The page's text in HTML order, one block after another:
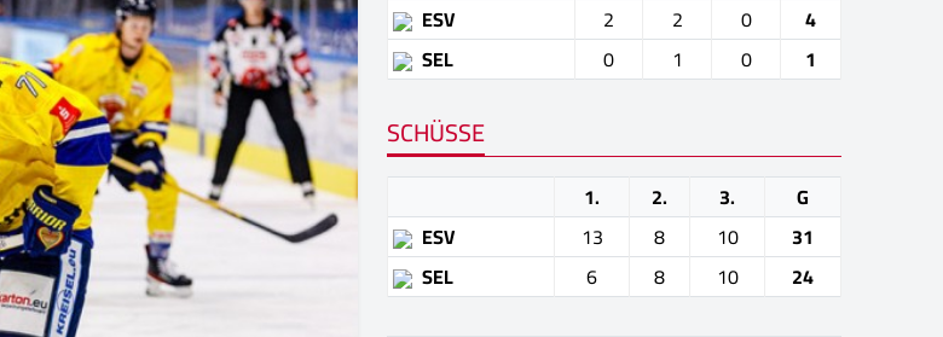
ESV
2 2 0
4
SEL
0 1 0 1
SCHÜSSE
1. 2. 3.
G
ESV
13 8 10
31
SEL
6 8 10 24